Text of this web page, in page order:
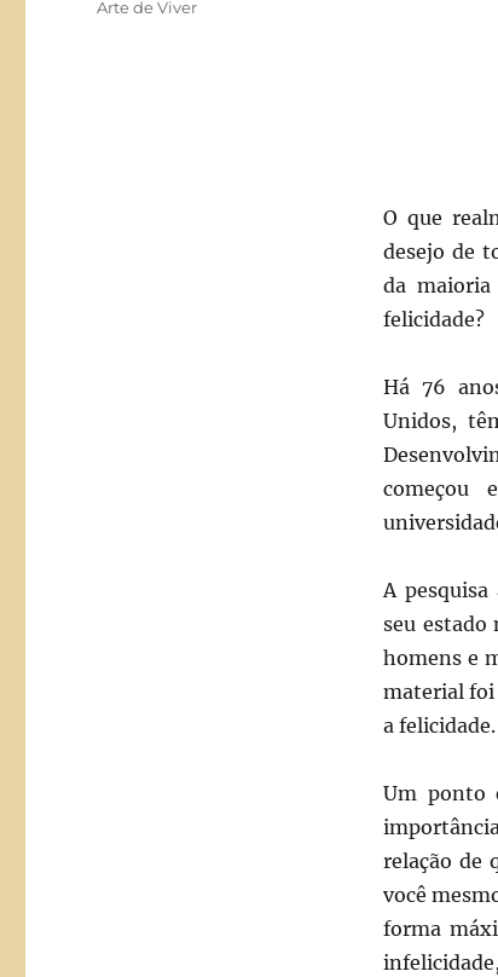
O que
desejo de
da maioria
felicidade?
Há 76
Unidos,
começou
A
seu estado
homens e
material foi
a felicidade.
Um ponto
relação de
você
forma
Categorias
Arte de Viver